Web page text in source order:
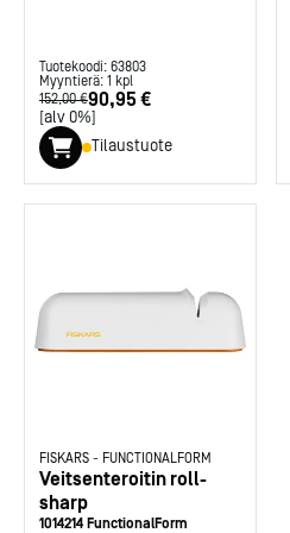
Tuotekoodi: 63803
Myyntierä: 1 kpl
152,00 €90,95 €
[alv 0%]
Tilaustuote
FISKARS - FUNCTIONALFORM
Veitsenteroitin roll-
sharp
1014214 FunctionalForm